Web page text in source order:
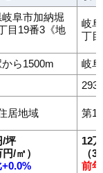
阜市加納堀
目19番3《地
岐
丁
ら1500m
岐
293
居地域 第1
/坪
円/㎡）
12
（
前